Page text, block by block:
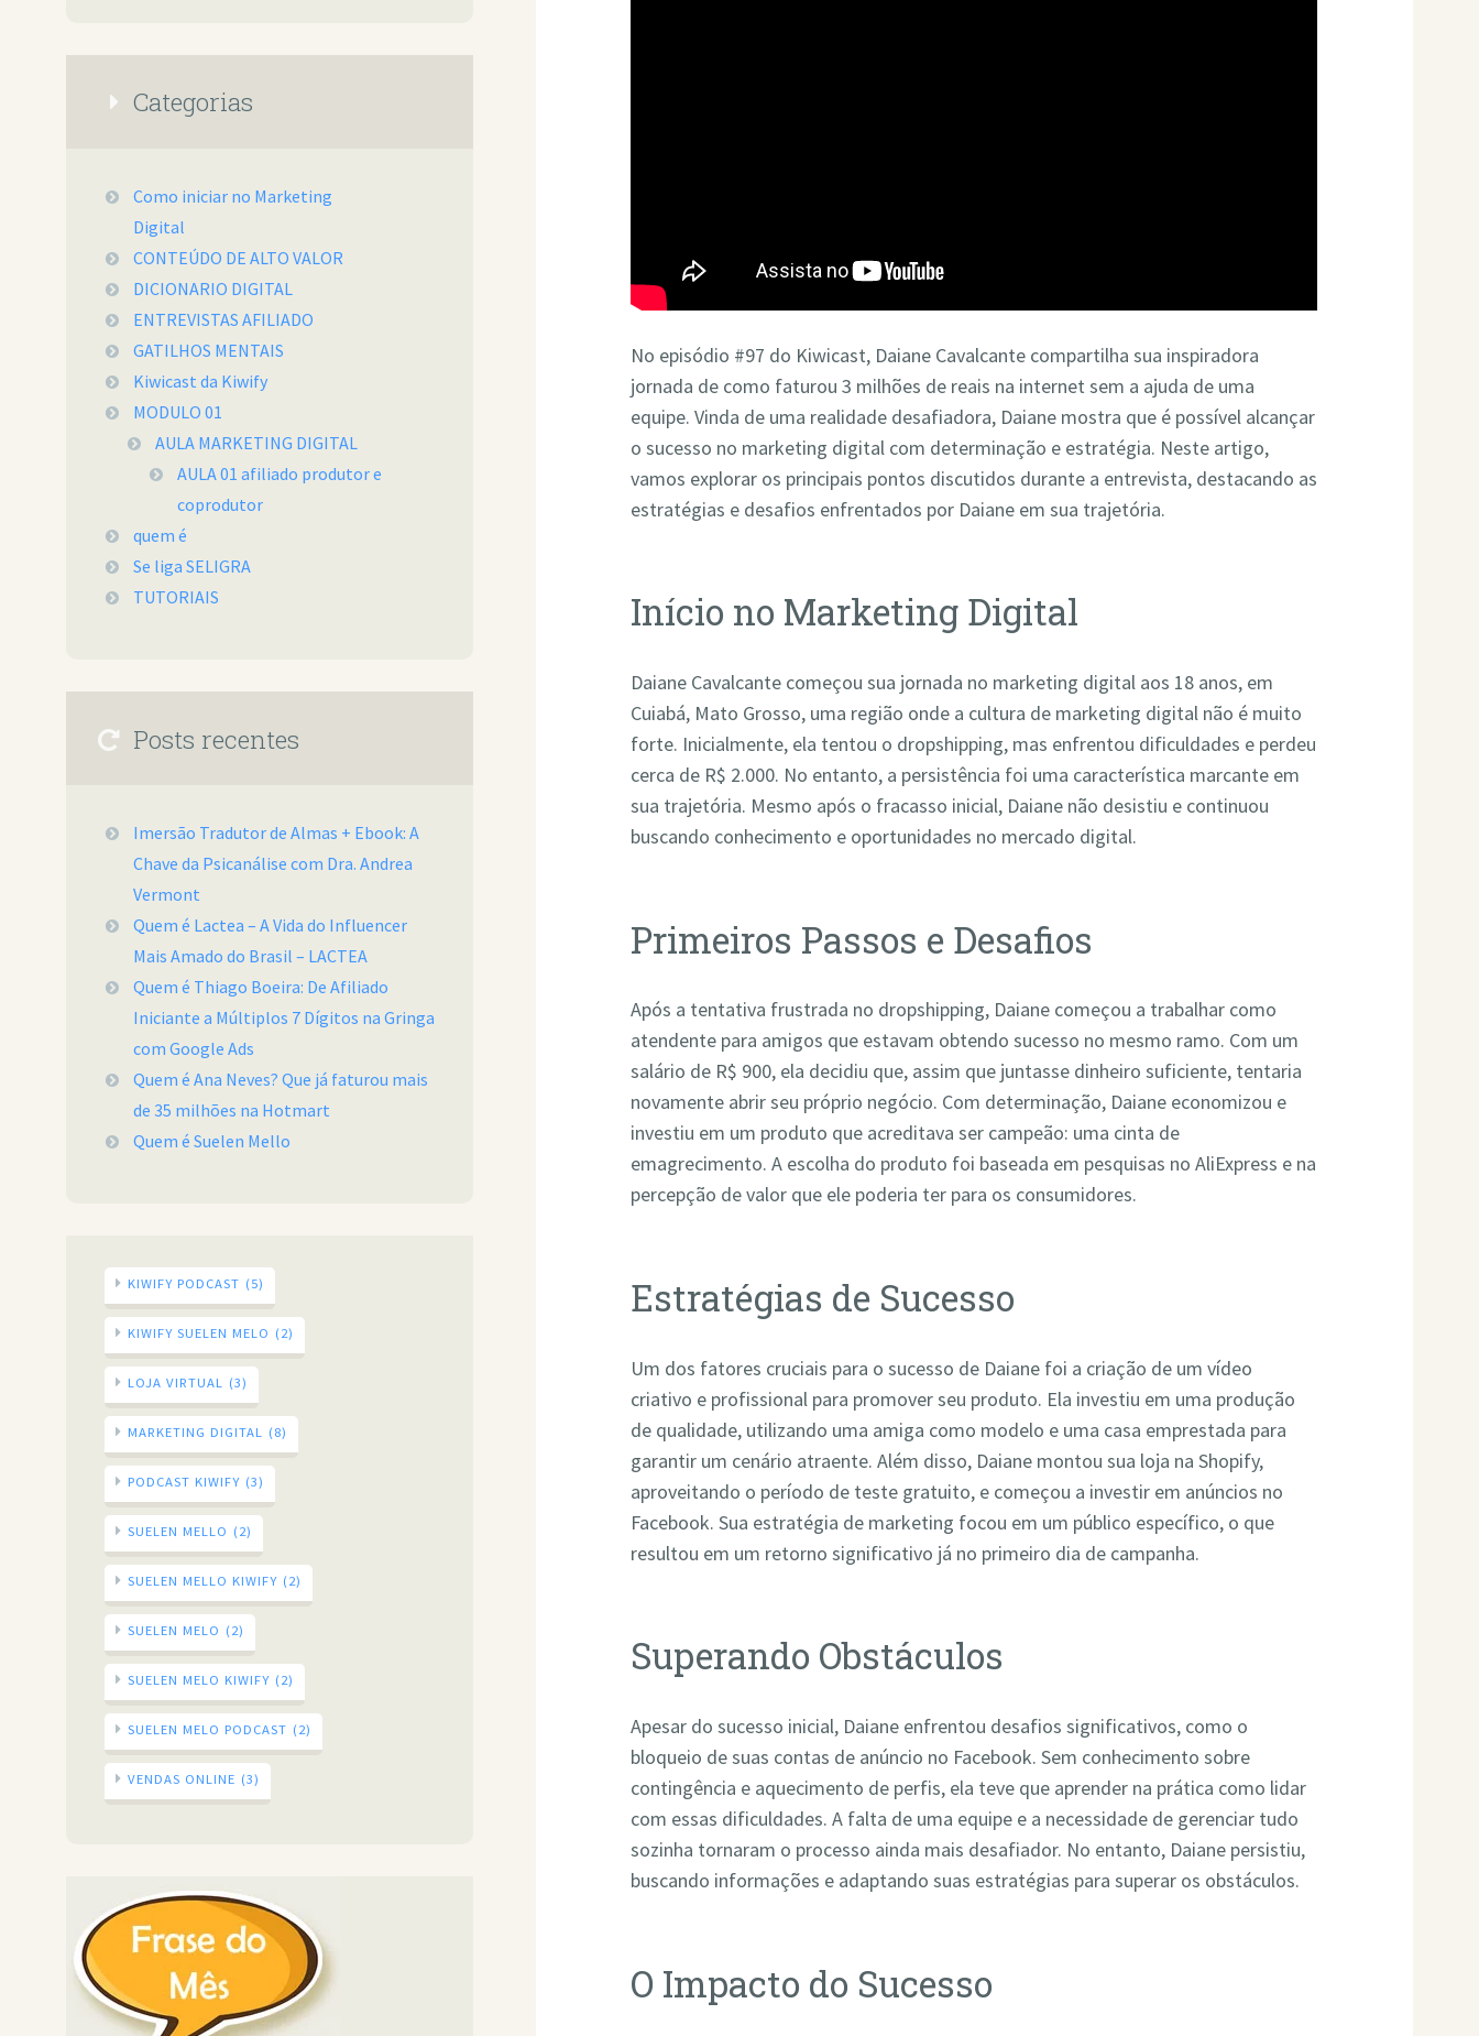
No episódio #97 do Kiwicast, Daiane Cavalcante compartilha sua inspiradora
jornada de como faturou 3 milhões de reais na internet sem a ajuda de uma
equipe. Vinda de uma realidade desafiadora, Daiane mostra que é possível alcançar
o sucesso no marketing digital com determinação e estratégia. Neste artigo,
vamos explorar os principais pontos discutidos durante a entrevista, destacando as
estratégias e desafios enfrentados por Daiane em sua trajetória.
Início no Marketing Digital
Daiane Cavalcante começou sua jornada no marketing digital aos 18 anos, em
Cuiabá, Mato Grosso, uma região onde a cultura de marketing digital não é muito
forte. Inicialmente, ela tentou o dropshipping, mas enfrentou dificuldades e perdeu
cerca de R$ 2.000. No entanto, a persistência foi uma característica marcante em
sua trajetória. Mesmo após o fracasso inicial, Daiane não desistiu e continuou
buscando conhecimento e oportunidades no mercado digital.
Primeiros Passos e Desafios
Após a tentativa frustrada no dropshipping, Daiane começou a trabalhar como
atendente para amigos que estavam obtendo sucesso no mesmo ramo. Com um
salário de R$ 900, ela decidiu que, assim que juntasse dinheiro suficiente, tentaria
novamente abrir seu próprio negócio. Com determinação, Daiane economizou e
investiu em um produto que acreditava ser campeão: uma cinta de
emagrecimento. A escolha do produto foi baseada em pesquisas no AliExpress e na
percepção de valor que ele poderia ter para os consumidores.
Estratégias de Sucesso
Um dos fatores cruciais para o sucesso de Daiane foi a criação de um vídeo
criativo e profissional para promover seu produto. Ela investiu em uma produção
de qualidade, utilizando uma amiga como modelo e uma casa emprestada para
garantir um cenário atraente. Além disso, Daiane montou sua loja na Shopify,
aproveitando o período de teste gratuito, e começou a investir em anúncios no
Facebook. Sua estratégia de marketing focou em um público específico, o que
resultou em um retorno significativo já no primeiro dia de campanha.
Superando Obstáculos
Apesar do sucesso inicial, Daiane enfrentou desafios significativos, como o
bloqueio de suas contas de anúncio no Facebook. Sem conhecimento sobre
contingência e aquecimento de perfis, ela teve que aprender na prática como lidar
com essas dificuldades. A falta de uma equipe e a necessidade de gerenciar tudo
sozinha tornaram o processo ainda mais desafiador. No entanto, Daiane persistiu,
buscando informações e adaptando suas estratégias para superar os obstáculos.
O Impacto do Sucesso
Categorias
Como iniciar no Marketing
Digital
CONTEÚDO DE ALTO VALOR
DICIONARIO DIGITAL
ENTREVISTAS AFILIADO
GATILHOS MENTAIS
Kiwicast da Kiwify
MODULO 01
AULA MARKETING DIGITAL
AULA 01 afiliado produtor e
coprodutor
quem é
Se liga SELIGRA
TUTORIAIS
Posts recentes
Imersão Tradutor de Almas + Ebook: A
Chave da Psicanálise com Dra. Andrea
Vermont
Quem é Lactea – A Vida do Influencer
Mais Amado do Brasil – LACTEA
Quem é Thiago Boeira: De Afiliado
Iniciante a Múltiplos 7 Dígitos na Gringa
com Google Ads
Quem é Ana Neves? Que já faturou mais
de 35 milhões na Hotmart
Quem é Suelen Mello
KIWIFY PODCAST (5)
KIWIFY SUELEN MELO (2)
LOJA VIRTUAL (3)
MARKETING DIGITAL (8)
PODCAST KIWIFY (3)
SUELEN MELLO (2)
SUELEN MELLO KIWIFY (2)
SUELEN MELO (2)
SUELEN MELO KIWIFY (2)
SUELEN MELO PODCAST (2)
VENDAS ONLINE (3)